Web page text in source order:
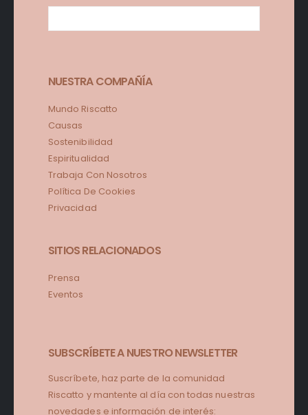
NUESTRA COMPAÑÍA
Mundo Riscatto
Causas
Sostenibilidad
Espiritualidad
Trabaja Con Nosotros
Política De Cookies
Privacidad
SITIOS RELACIONADOS
Prensa
Eventos
SUBSCRÍBETE A NUESTRO NEWSLETTER
Suscríbete, haz parte de la comunidad
Riscatto y mantente al día con todas nuestras
novedades e información de interés: